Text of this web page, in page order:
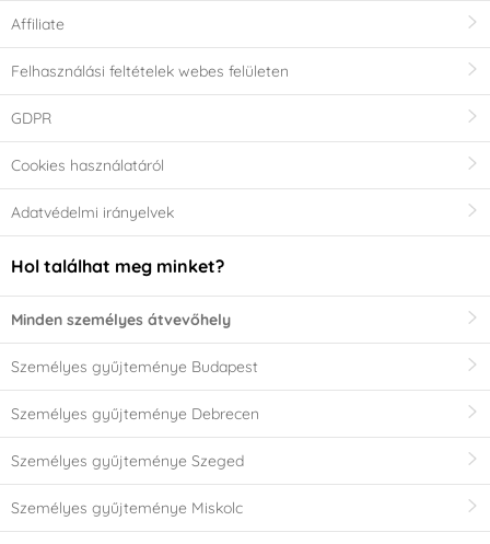
Affiliate
Felhasználási feltételek webes felületen
GDPR
Cookies használatáról
Adatvédelmi irányelvek
Hol találhat meg minket?
Minden személyes átvevőhely
Személyes gyűjteménye Budapest
Személyes gyűjteménye Debrecen
Személyes gyűjteménye Szeged
Személyes gyűjteménye Miskolc